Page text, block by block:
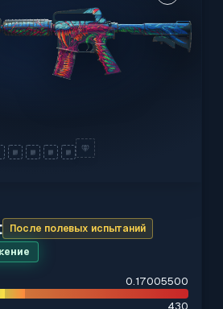
После полевых испытаний
0.17005500
430